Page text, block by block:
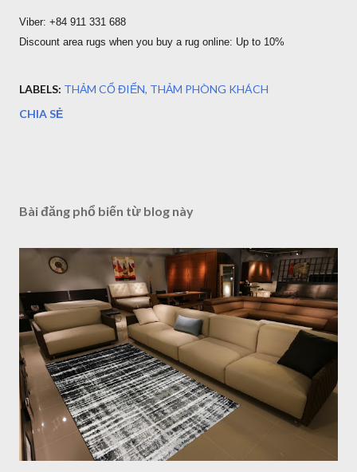
Viber: +84 911 331 688
Discount area rugs when you buy a rug online: Up to 10%
LABELS: THẢM CỔ ĐIỂN THẢM PHÒNG KHÁCH
CHIA SẺ
Bài đăng phổ biến từ blog này